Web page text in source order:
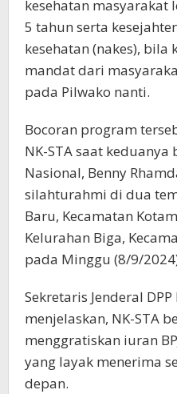
kesehatan masyarakat
5 tahun serta
kesehatan (nakes),
mandat dari
pada Pilwako nanti.
Bocoran program
NK-STA saat
Nasional, Benny
silahturahmi di dua
Baru, Kecamatan
Kelurahan Biga,
pada Minggu (8/9/
Sekretaris Jenderal
menjelaskan, NK-STA
menggratiskan iuran
yang layak menerima
depan.